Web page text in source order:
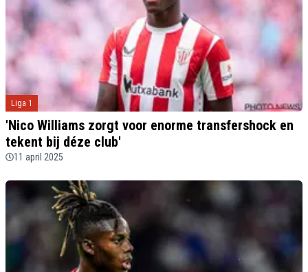
Liga 1
'Nico Williams zorgt voor enorme transfershock en
tekent bij déze club'
11 april 2025